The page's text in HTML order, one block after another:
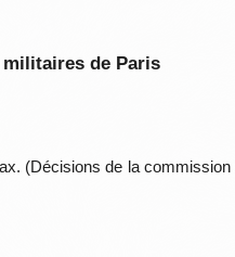
de Paris
(Décisions de la